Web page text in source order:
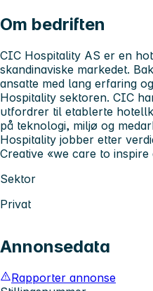
Om bedriften
CIC Hospitality AS er en
skandinaviske markedet.
ansatte med lang erfaring
Hospitality sektoren. CIC
utfordrer til etablerte
på teknologi, miljø og
Hospitality jobber etter
Creative «we care to
Sektor
Privat
Annonsedata
Rapporter annonse